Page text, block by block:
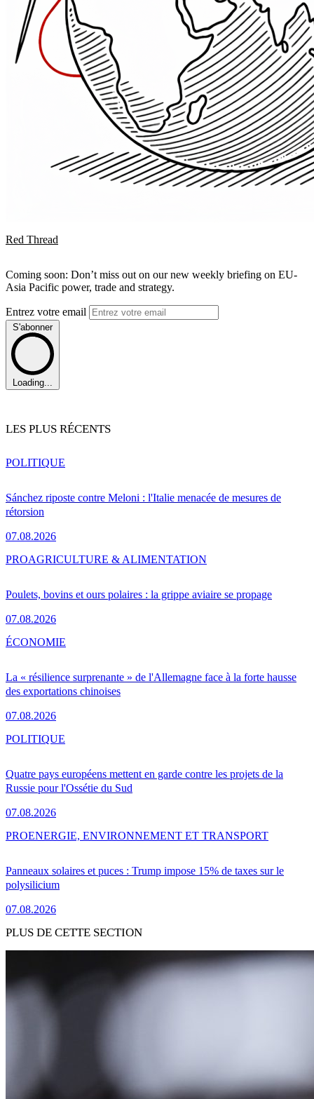
Red Thread
Coming soon: Don’t miss out on our new weekly briefing on EU-
Asia Pacific power, trade and strategy.
Entrez votre email
S'abonner
Loading...
LES PLUS RÉCENTS
Sánchez riposte contre Meloni : l'Italie menacée de mesures de
rétorsion
07.08.2026
POLITIQUE
Poulets, bovins et ours polaires : la grippe aviaire se propage
07.08.2026
PROAGRICULTURE & ALIMENTATION
La « résilience surprenante » de l'Allemagne face à la forte hausse
des exportations chinoises
07.08.2026
ÉCONOMIE
Quatre pays européens mettent en garde contre les projets de la
Russie pour l'Ossétie du Sud
07.08.2026
POLITIQUE
Panneaux solaires et puces : Trump impose 15% de taxes sur le
polysilicium
07.08.2026
PROENERGIE, ENVIRONNEMENT ET TRANSPORT
PLUS DE CETTE SECTION